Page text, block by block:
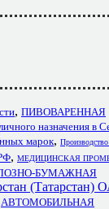
, ПИВОВАРЕННАЯ
назначения в
марок,
, МЕДИЦИНСКАЯ
БУМАЖНАЯ
АВТОМОБИЛЬНАЯ